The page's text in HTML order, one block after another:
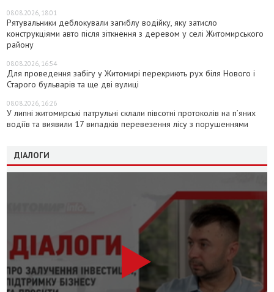
08.08.2026, 18:01
Рятувальники деблокували загиблу водійку, яку затисло
конструкціями авто після зіткнення з деревом у селі Житомирського
району
08.08.2026, 16:54
Для проведення забігу у Житомирі перекриють рух біля Нового і
Старого бульварів та ще дві вулиці
08.08.2026, 16:26
У липні житомирські патрульні склали півсотні протоколів на пʼяних
водіїв та виявили 17 випадків перевезення лісу з порушеннями
ДІАЛОГИ